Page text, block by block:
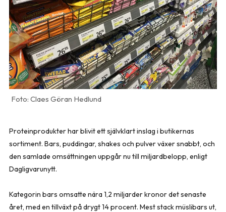
Claes Göran Hedlund
Proteinprodukter har blivit ett självklart inslag i butikernas
sortiment. Bars, puddingar, shakes och pulver växer snabbt, och
den samlade omsättningen uppgår nu till miljardbelopp, enligt
Dagligvarunytt.
Kategorin bars omsatte nära 1,2 miljarder kronor det senaste
året, med en tillväxt på drygt 14 procent. Mest stack müslibars ut,